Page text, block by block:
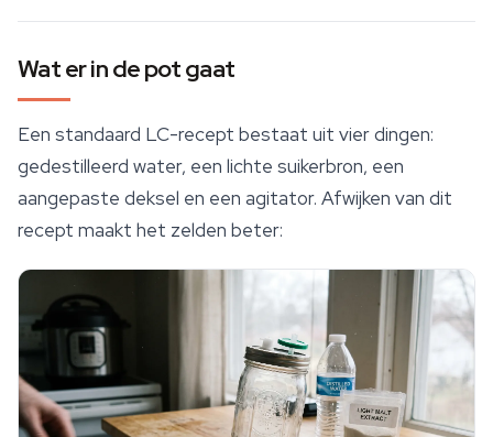
Wat er in de pot gaat
Een standaard LC-recept bestaat uit vier dingen:
gedestilleerd water, een lichte suikerbron, een
aangepaste deksel en een agitator. Afwijken van dit
recept maakt het zelden beter: